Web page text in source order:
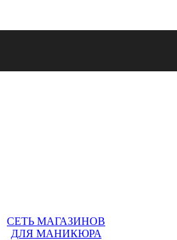
СЕТЬ МАГАЗИНОВ
ДЛЯ МАНИКЮРА